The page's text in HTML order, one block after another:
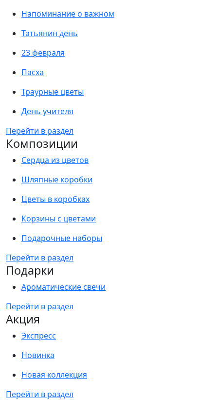
Напоминание о важном
Татьянин день
23 февраля
Пасха
Траурные цветы
День учителя
Перейти в раздел
Композиции
Сердца из цветов
Шляпные коробки
Цветы в коробках
Корзины с цветами
Подарочные наборы
Перейти в раздел
Подарки
Ароматические свечи
Перейти в раздел
Акция
Экспресс
Новинка
Новая коллекция
Перейти в раздел